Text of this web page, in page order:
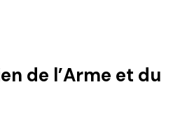
de l’Arme et du